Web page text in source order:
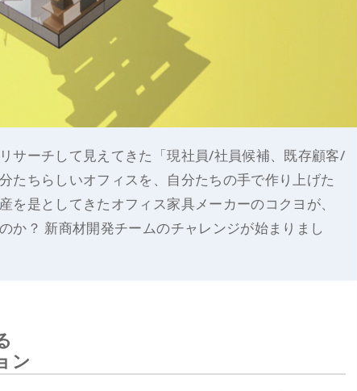
サーチして見えてきた「現社員/社員候補、既存顧客/
たちらしいオフィスを、自分たちの手で作り上げた
を是としてきたオフィス家具メーカーのコクヨが、
か？ 新商材開発チームのチャレンジが始まりまし
ン